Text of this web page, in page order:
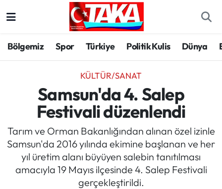
Bölgemiz Spor Türkiye Politik Kulis Dünya
KÜLTÜR/SANAT
Samsun'da 4. Salep
Festivali düzenlendi
Tarım ve Orman Bakanlığından alınan özel izinle
Samsun'da 2016 yılında ekimine başlanan ve her
yıl üretim alanı büyüyen salebin tanıtılması
amacıyla 19 Mayıs ilçesinde 4. Salep Festivali
gerçekleştirildi.
Spor
Türkiye
Kültür/Sanat
Politika
Politik Kulis
Trabzon Hava Durumu
Trabzon Trafik Yoğunluk Haritası
Süper Lig Puan Durumu ve Fikstür
Tüm Manşetler
Son Dakika Haberleri